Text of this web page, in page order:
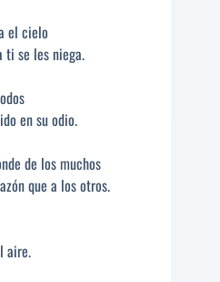
el cielo
ti se les niega.
en su odio.
de los muchos
que a los otros.
aire.